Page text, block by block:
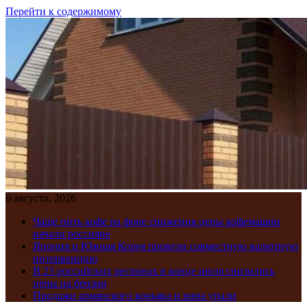
Перейти к содержимому
6 августа, 2026
Чаще пить кофе на фоне снижения цены кофемашин
начали россияне
Япония и Южная Корея провели совместную валютную
интервенцию
В 23 российских регионах в конце июля снизились
цены на бензин
Продажи армянского коньяка и вина упали